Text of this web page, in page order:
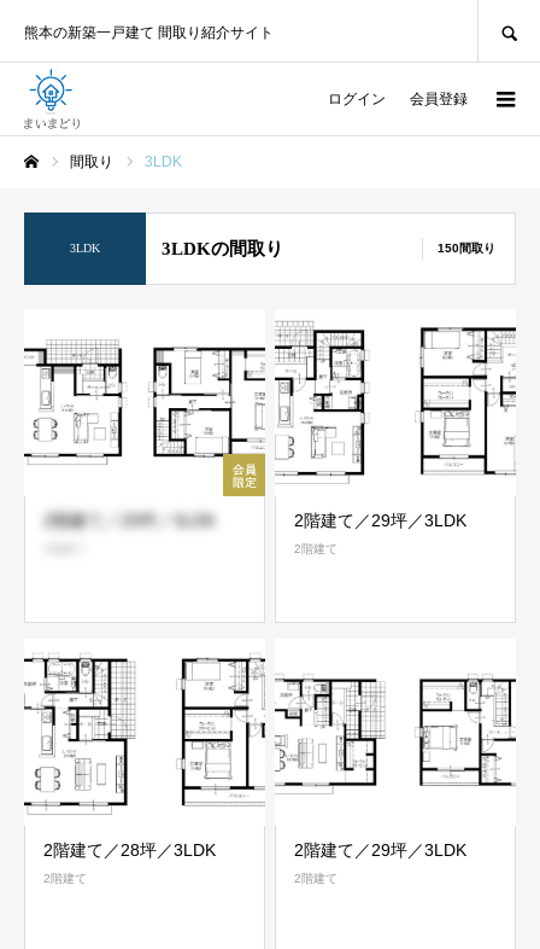
熊本の新築一戸建て 間取り紹介サイト
ログイン 会員登録
間取り 3LDK
3LDK 3LDKの間取り 150間取り
2階建て／29坪／3LDK 2階建て／29坪／3LDK
2階建て
2階建て／28坪／3LDK
2階建て
2階建て／29坪／3LDK
2階建て